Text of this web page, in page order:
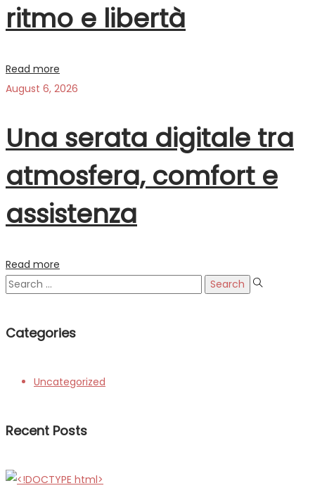
ritmo e libertà
Read more
August 6, 2026
Una serata digitale tra
atmosfera, comfort e
assistenza
Read more
Search
Categories
Uncategorized
Recent Posts